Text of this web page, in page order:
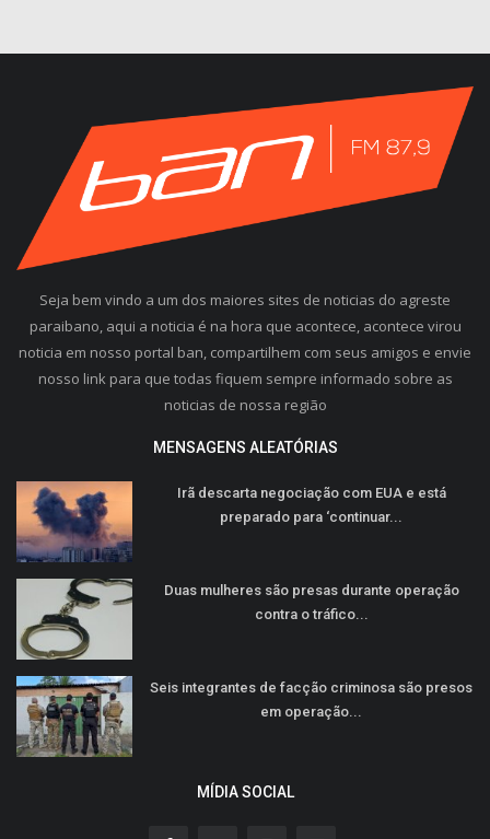
Seja bem vindo a um dos maiores sites de noticias do agreste
paraibano, aqui a noticia é na hora que acontece, acontece virou
noticia em nosso portal ban, compartilhem com seus amigos e envie
nosso link para que todas fiquem sempre informado sobre as
noticias de nossa região
MENSAGENS ALEATÓRIAS
Irã descarta negociação com EUA e está
preparado para ‘continuar...
Duas mulheres são presas durante operação
contra o tráfico...
Seis integrantes de facção criminosa são presos
em operação...
MÍDIA SOCIAL